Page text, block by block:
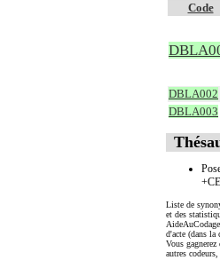
Code
DBLA002
DBLA003
Liste de
et des
d'acte (dans la
Vous
autres